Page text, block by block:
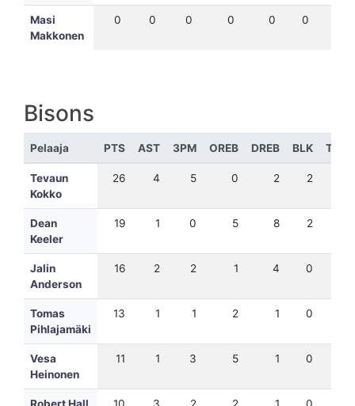
Masi
Makkonen
0 0 0 0 0 0
Bisons
Pelaaja PTS AST 3PM OREB DREB BLK TEH
Tevaun
Kokko
26 4 5 0 2 2
Dean
Keeler
19 1 0 5 8 2
Jalin
Anderson
16 2 2 1 4 0
Tomas
Pihlajamäki
13 1 1 2 1 0
Vesa
Heinonen
11 1 3 5 1 0